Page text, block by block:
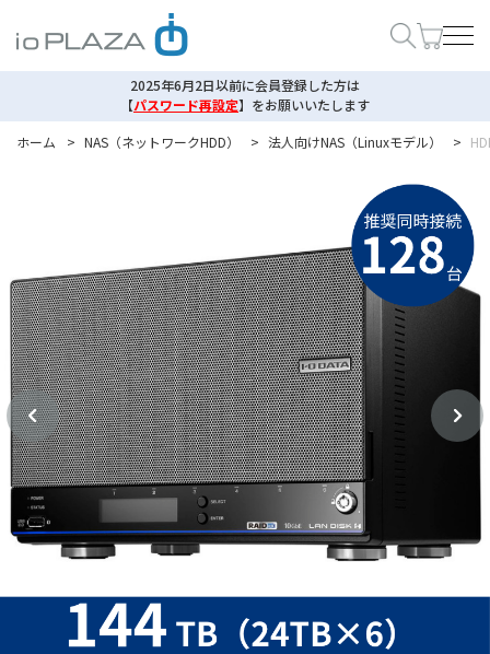
2025年6月2日以前に会員登録した方は
【パスワード再設定】 をお願いいたします
ホーム
> NAS（ネットワークHDD） > 法人向けNAS（Linuxモデル） >